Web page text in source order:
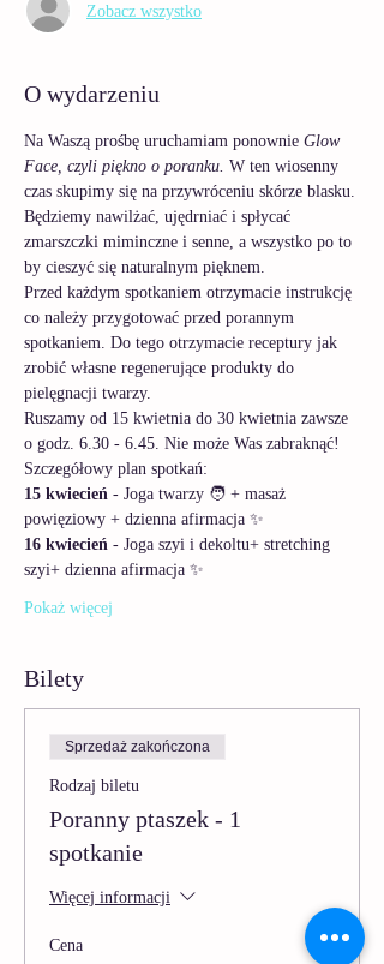
Zobacz wszystko
O wydarzeniu
Na Waszą prośbę uruchamiam ponownie Glow
Face, czyli piękno o poranku. W ten wiosenny
czas skupimy się na przywróceniu skórze blasku.
Będziemy nawilżać, ujędrniać i spłycać
zmarszczki miminczne i senne, a wszystko po to
by cieszyć się naturalnym pięknem.
Przed każdym spotkaniem otrzymacie instrukcję
co należy przygotować przed porannym
spotkaniem. Do tego otrzymacie receptury jak
zrobić własne regenerujące produkty do
pielęgnacji twarzy.
Ruszamy od 15 kwietnia do 30 kwietnia zawsze
o godz. 6.30 - 6.45. Nie może Was zabraknąć!
Szczegółowy plan spotkań:
15 kwiecień - Joga twarzy 🧑 + masaż
powięziowy + dzienna afirmacja ✨
16 kwiecień - Joga szyi i dekoltu+ stretching
szyi+ dzienna afirmacja ✨
Pokaż więcej
Bilety
Sprzedaż zakończona
Rodzaj biletu
Poranny ptaszek - 1
spotkanie
Więcej informacji
Cena